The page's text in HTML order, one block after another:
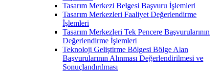
Tasarım Merkezi Belgesi Başvuru İşlemleri
Tasarım Merkezleri Faaliyet Değerlendirme
İşlemleri
Tasarım Merkezleri Tek Pencere Başvurularının
Değerlendirme İşlemleri
Teknoloji Geliştirme Bölgesi Bölge Alan
Başvurularının Alınması Değerlendirilmesi ve
Sonuçlandırılması